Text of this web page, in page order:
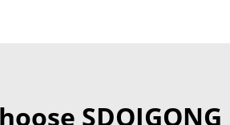
SDQIGONG